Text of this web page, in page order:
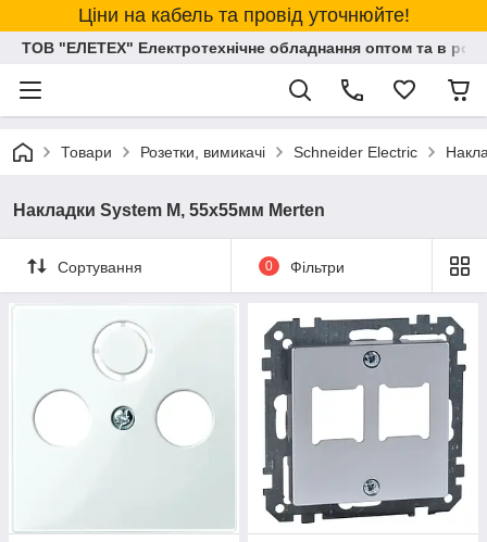
Ціни на кабель та провід уточнюйте!
ТОВ "ЕЛЕТЕХ" Електротехнічне обладнання оптом та в
Товари Розетки, вимикачі Schneider Electric
Накладки System M, 55х55мм Merten
Сортування 0 Фільтри